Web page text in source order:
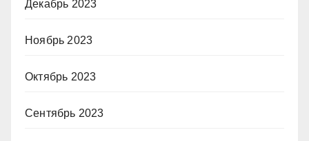
Декабрь 2023
Ноябрь 2023
Октябрь 2023
Сентябрь 2023